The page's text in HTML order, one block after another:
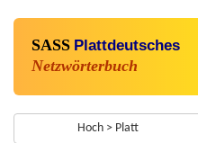
SASS Plattdeutsches
Netzwörterbuch
Hoch > Platt